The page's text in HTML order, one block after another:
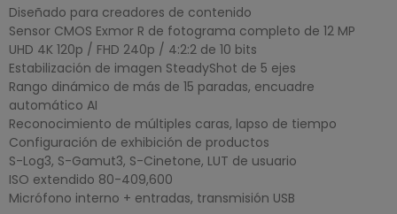
Diseñado para creadores de contenido
Sensor CMOS Exmor R de fotograma completo de 12 MP
UHD 4K 120p / FHD 240p / 4:2:2 de 10 bits
Estabilización de imagen SteadyShot de 5 ejes
Rango dinámico de más de 15 paradas, encuadre
automático AI
Reconocimiento de múltiples caras, lapso de tiempo
Configuración de exhibición de productos
S-Log3, S-Gamut3, S-Cinetone, LUT de usuario
ISO extendido 80-409,600
Micrófono interno + entradas, transmisión USB